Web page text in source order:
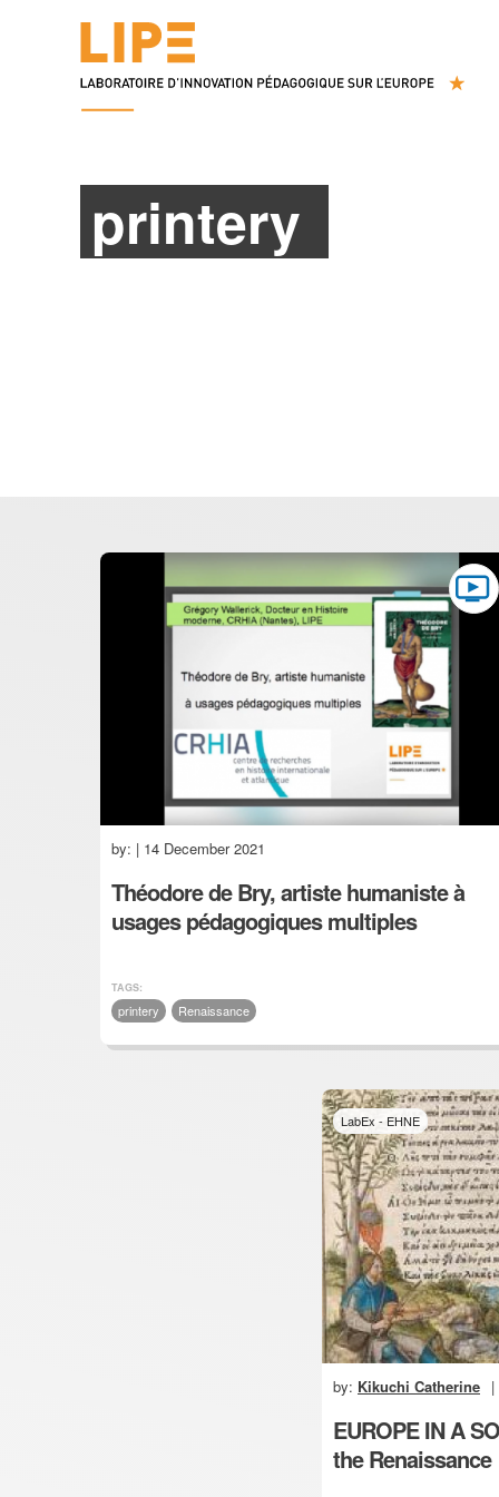
printery
by: | 14 December 2021
Théodore de Bry, artiste humaniste à
usages pédagogiques multiples
TAGS:
printery Renaissance
LabEx - EHNE
by: Kikuchi Catherine |
EUROPE IN A
the Renaissance